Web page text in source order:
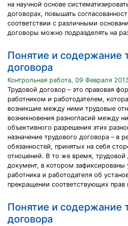
на научной основе
договорах, повышать
соответствии с различными
договоры можно подразделять на
Понятие и содержание
договора
Контрольная работа, 09 Февраля
Трудовой договор – это правовая
работником и работодателем,
возникшие между ними трудовые
возникновения разногласий между
объективного разрешения этих
назначение трудового договора – в
обязанностей, принятых на себя
отношений. В то же время, трудовой
документ, в котором зафиксированы
работника и работодателя об
прекращении соответствующих прав
Понятие и содержание
договора